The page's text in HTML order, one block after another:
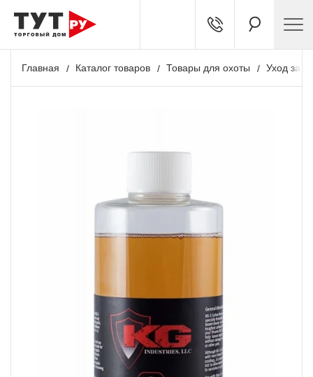
Главная Каталог товаров Товары для охоты Уход за